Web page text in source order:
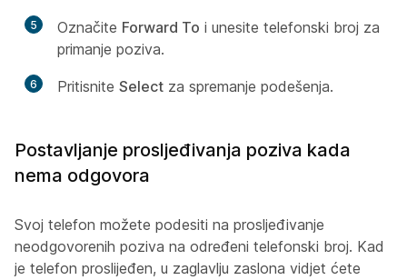
5 Označite Forward To i unesite telefonski broj za
primanje poziva.
6 Pritisnite Select za spremanje podešenja.
Postavljanje prosljeđivanja poziva kada
nema odgovora
Svoj telefon možete podesiti na prosljeđivanje
neodgovorenih poziva na određeni telefonski broj. Kad
je telefon proslijeđen, u zaglavlju zaslona vidjet ćete